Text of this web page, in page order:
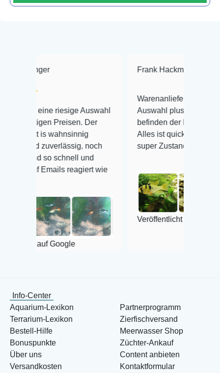
riesige Auswahl
Preisen. Der
wahnsinnig
noch
schnell und
reagiert wie
Frank Hackmayer ★★★★
Warenanlieferung Top und die
Auswahl plus gesundheitliches
befinden der Fische einwandfrei.
Alles ist quick lebendig und im
super Zustand. Gerne wieder 😃
Veröffentlicht auf Google
Info-Center
Aquarium-Lexikon
Terrarium-Lexikon
Bestell-Hilfe
Bonuspunkte
Über uns
Versandkosten
Partnerprogramm
Zierfischversand
Meerwasser Shop
Züchter-Ankauf
Content anbieten
Kontaktformular